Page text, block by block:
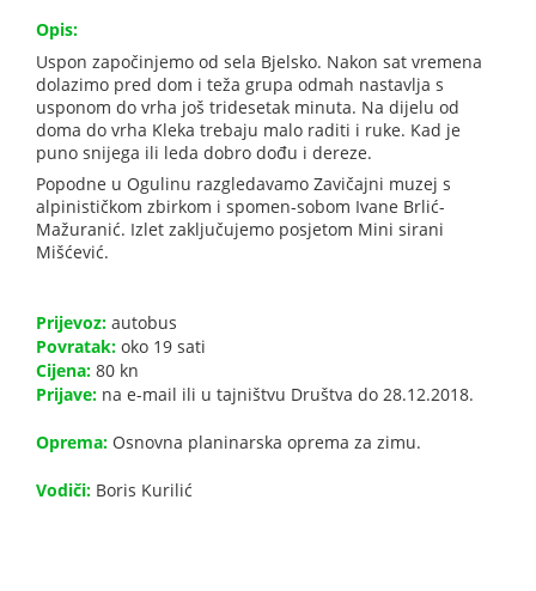
Opis:
Uspon započinjemo od sela Bjelsko. Nakon sat vremena
dolazimo pred dom i teža grupa odmah nastavlja s
usponom do vrha još tridesetak minuta. Na dijelu od
doma do vrha Kleka trebaju malo raditi i ruke. Kad je
puno snijega ili leda dobro dođu i dereze.
Popodne u Ogulinu razgledavamo Zavičajni muzej s
alpinističkom zbirkom i spomen-sobom Ivane Brlić-
Mažuranić. Izlet zaključujemo posjetom Mini sirani
Mišćević.
Prijevoz: autobus
Povratak: oko 19 sati
Cijena: 80 kn
Prijave: na e-mail ili u tajništvu Društva do 28.12.2018.
Oprema: Osnovna planinarska oprema za zimu.
Vodiči: Boris Kurilić